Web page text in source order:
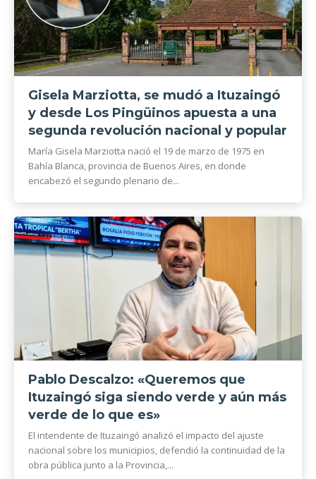
Gisela Marziotta, se mudó a Ituzaingó
y desde Los Pingüinos apuesta a una
segunda revolución nacional y popular
María Gisela Marziotta nació el 19 de marzo de 1975 en
Bahía Blanca, provincia de Buenos Aires, en donde
encabezó el segundo plenario de...
Pablo Descalzo: «Queremos que
Ituzaingó siga siendo verde y aún más
verde de lo que es»
El intendente de Ituzaingó analizó el impacto del ajuste
nacional sobre los municipios, defendió la continuidad de la
obra pública junto a la Provincia,...